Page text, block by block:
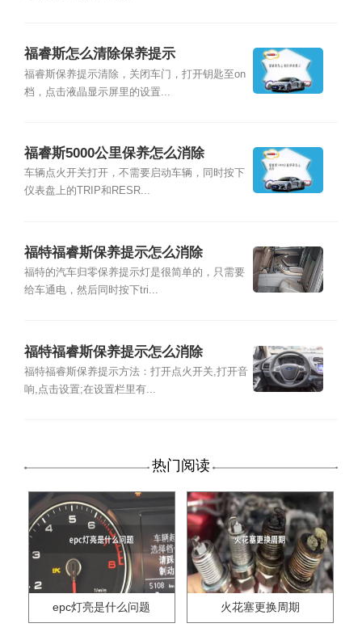
福睿斯怎么清除保养提示
福睿斯保养提示清除，关闭车门，打开钥匙至on
档，点击液晶显示屏里的设置...
福睿斯5000公里保养怎么消除
车辆点火开关打开，不需要启动车辆，同时按下
仪表盘上的TRIP和RESR...
福特福睿斯保养提示怎么消除
福特的汽车归零保养提示灯是很简单的，只需要
给车通电，然后同时按下tri...
福特福睿斯保养提示怎么消除
福特福睿斯保养提示方法：打开点火开关,打开音
响,点击设置;在设置栏里有...
热门阅读
epc灯亮是什么问题 火花塞更换周期